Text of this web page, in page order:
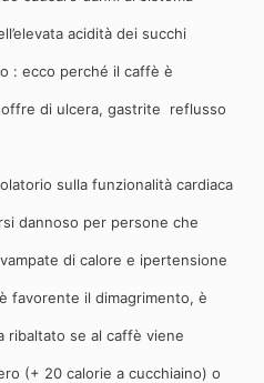
acidità dei succhi
: ecco perché il caffè è
di ulcera, gastrite reflusso
sulla funzionalità cardiaca
dannoso per persone che
di calore e ipertensione
favorente il dimagrimento, è
ribaltato se al caffè viene
(+ 20 calorie a cucchiaino) o